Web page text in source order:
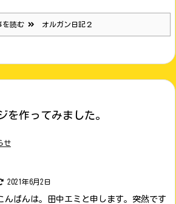
を読む オルガン日記２
を作ってみました。
せ
2021年6月2日
んばんは。田中エミと申します。 突然です